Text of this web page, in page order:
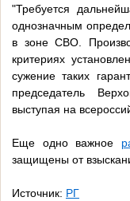
"Требуется
однозначным
в зоне СВО.
критериях
сужение таких
председатель
выступая на
Еще одно важное
защищены от
Источник: РГ